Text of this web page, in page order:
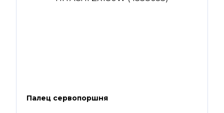
Палец сервопоршня